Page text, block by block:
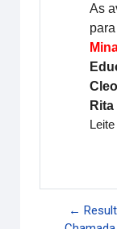
As
Rita
←